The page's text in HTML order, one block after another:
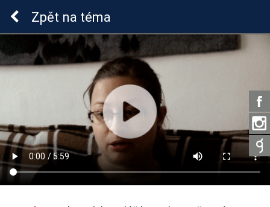
Lymeská borrelióza
Zpět na téma